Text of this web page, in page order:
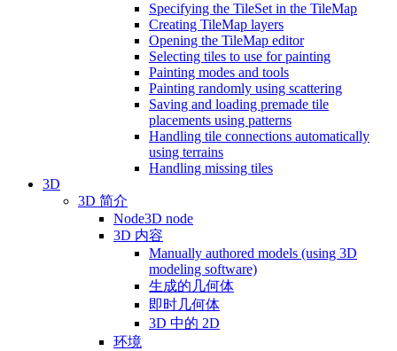
Specifying the TileSet in the TileMap
Creating TileMap layers
Opening the TileMap editor
Selecting tiles to use for painting
Painting modes and tools
Painting randomly using scattering
Saving and loading premade tile
placements using patterns
Handling tile connections automatically
using terrains
Handling missing tiles
3D
3D 简介
Node3D node
3D 内容
Manually authored models (using 3D
modeling software)
生成的几何体
即时几何体
3D 中的 2D
环境